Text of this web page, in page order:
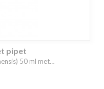
pipet
50 ml met…